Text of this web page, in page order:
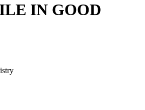
IN GOOD